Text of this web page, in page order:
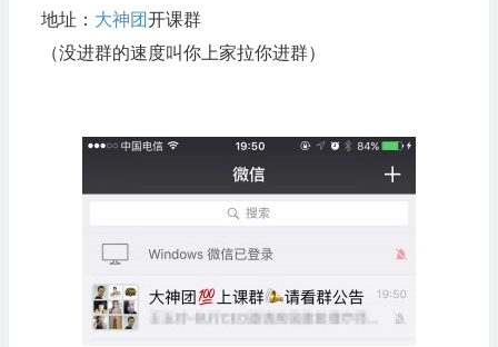
地址： 大神团开课群
（没进群的速度叫你上家拉你进群）